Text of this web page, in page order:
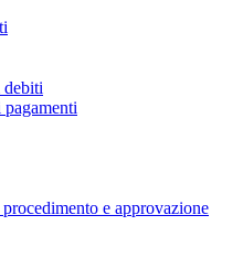
debiti
e approvazione